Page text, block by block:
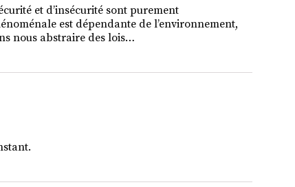
et d’insécurité sont purement
est dépendante de l’environnement,
nous abstraire des lois…